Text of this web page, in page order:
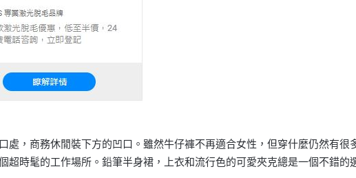
，商務休閒裝下方的凹口。雖然牛仔褲不再適合女性，但穿什麼仍然有很
時髦的工作場所。鉛筆半身裙，上衣和流行色的可愛夾克總是一個不錯的